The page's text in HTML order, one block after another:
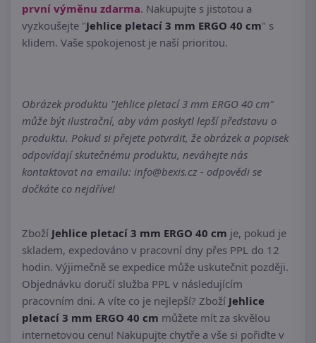
první výměnu zdarma. Nakupujte s jistotou a
vyzkoušejte "Jehlice pletací 3 mm ERGO 40 cm" s
klidem. Vaše spokojenost je naší prioritou.
Obrázek produktu "Jehlice pletací 3 mm ERGO 40 cm"
může být ilustrační, aby vám poskytl lepší představu o
produktu. Pokud si přejete potvrdit, že obrázek a popisek
odpovídají skutečnému produktu, neváhejte nás
kontaktovat na emailu: info@bexis.cz - odpovědi se
dočkáte co nejdříve!
Zboží Jehlice pletací 3 mm ERGO 40 cm je, pokud je
skladem, expedováno v pracovní dny přes PPL do 12
hodin. Výjimečně se expedice může uskutečnit později.
Objednávku doručí služba PPL v následujícím
pracovním dni. A víte co je nejlepší? Zboží Jehlice
pletací 3 mm ERGO 40 cm můžete mít za skvělou
internetovou cenu! Nakupujte chytře a vše si pořiďte v